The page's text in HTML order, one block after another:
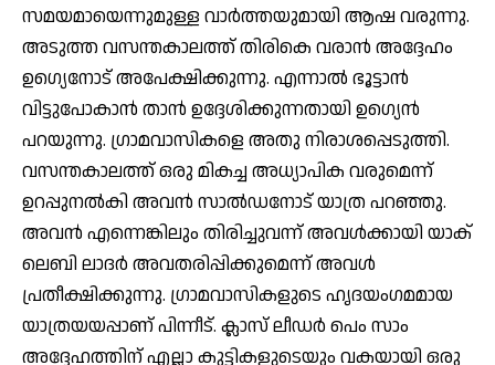
സമയമായെന്നുമുള്ള വാര്‍ത്തയുമായി ആഷ വരുന്നു.
അടുത്ത വസന്തകാലത്ത് തിരികെ വരാന്‍ അദ്ദേഹം
ഉഗ്യെനോട് അപേക്ഷിക്കുന്നു. എന്നാല്‍ ഭൂട്ടാന്‍
വിട്ടുപോകാന്‍ താന്‍ ഉദ്ദേശിക്കുന്നതായി ഉഗ്യെന്‍
പറയുന്നു. ഗ്രാമവാസികളെ അതു നിരാശപ്പെടുത്തി.
വസന്തകാലത്ത് ഒരു മികച്ച അധ്യാപിക വരുമെന്ന്
ഉറപ്പുനല്‍കി അവന്‍ സാല്‍ഡനോട് യാത്ര പറഞ്ഞു.
അവന്‍ എന്നെങ്കിലും തിരിച്ചുവന്ന് അവള്‍ക്കായി യാക്
ലെബി ലാദര്‍ അവതരിപ്പിക്കുമെന്ന് അവള്‍
പ്രതീക്ഷിക്കുന്നു. ഗ്രാമവാസികളുടെ ഹൃദയംഗമമായ
യാത്രയയപ്പാണ് പിന്നീട്. ക്ലാസ് ലീഡര്‍ പെം സാം
അദ്ദേഹത്തിന് എല്ലാ കുട്ടികളുടെയും വകയായി ഒരു